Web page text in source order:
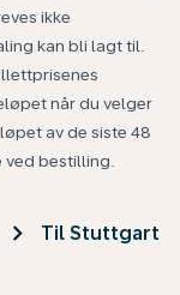
ikke
kan bli lagt til.
når du velger
av de siste 48
bestilling.
Til Stuttgart